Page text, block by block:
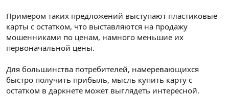
Примером таких предложений выступают пластиковые
карты с остатком, что выставляются на продажу
мошенниками по ценам, намного меньшие их
первоначальной цены.
Для большинства потребителей, намеревающихся
быстро получить прибыль, мысль купить карту с
остатком в даркнете может выглядеть интересной.